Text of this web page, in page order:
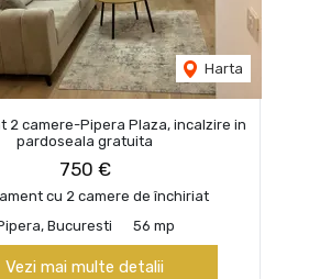
Harta
2 camere-Pipera Plaza, incalzire in
pardoseala gratuita
750 €
cu 2 camere de închiriat
Bucuresti
56 mp
Vezi mai multe detalii